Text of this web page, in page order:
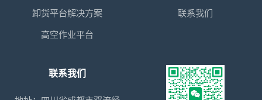
卸货平台解决方案
高空作业平台
联系我们
联系我们